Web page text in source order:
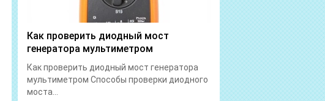
Как проверить диодный мост
генератора мультиметром
Как проверить диодный мост генератора
мультиметром Способы проверки диодного
моста...